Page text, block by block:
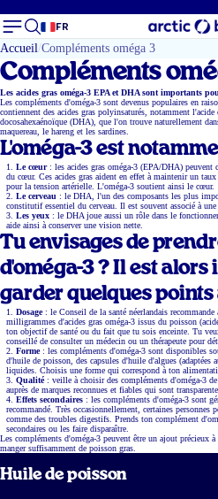
FR
Accueil Compléments oméga 3
Compléments
Les acides gras oméga-3 EPA et DHA sont importants
Les compléments d'oméga-3 sont devenus populaires en
contiennent des acides gras polyinsaturés, notamment l'acide
docosahexaénoïque (DHA), que l'on trouve naturellement
maquereau, le hareng et les sardines.
L'oméga-3 est
Le cœur: les acides gras oméga-3 (EPA/DHA)
du cœur. Ces acides gras aident en effet à maintenir un
pour la tension artérielle. L'oméga-3 soutient ainsi le cœur.
Le cerveau : le DHA, l'un des composants les plus
constitutif essentiel du cerveau. Il est souvent associé à une
Les yeux : le DHA joue aussi un rôle dans le
aide ainsi à conserver une vision nette.
Tu envisages de
d'oméga-3 ? Il est
garder quelques points
Dosage: le Conseil de la santé néerlandais
milligrammes d'acides gras oméga-3 issus du poisson
ton objectif de santé ou du fait que tu sois enceinte. Tu
conseillé de consulter un médecin ou un thérapeute pour
Forme: les compléments d'oméga-3 sont disponibles
d'huile de poisson, des capsules d'huile d'algues (adaptées
liquides. Choisis une forme qui correspond à ton
Qualité: veille à choisir des compléments d'oméga-3
auprès de marques reconnues et fiables qui sont
Effets secondaires : les compléments d'oméga-3 sont
recommandé. Très occasionnellement, certaines personnes
comme des troubles digestifs. Prends ton complément
secondaires ou les faire disparaître.
Les compléments d'oméga-3 peuvent être un ajout précieux
manger suffisamment de poisson gras.
Huile de poisson